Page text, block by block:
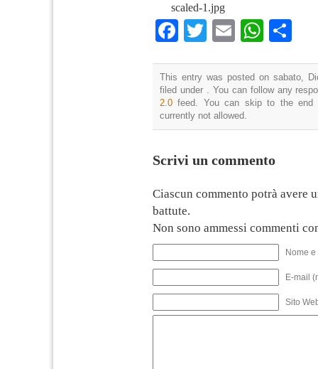
scaled-1.jpg
Facebook
TwitterEmail
This entry was posted on sabato,
filed under . You can follow any
2.0 feed. You can skip to the end
currently not allowed.
Scrivi un commento
Ciascun commento potrà avere
battute.
Non sono ammessi commenti
Nome
E-mail
Sito